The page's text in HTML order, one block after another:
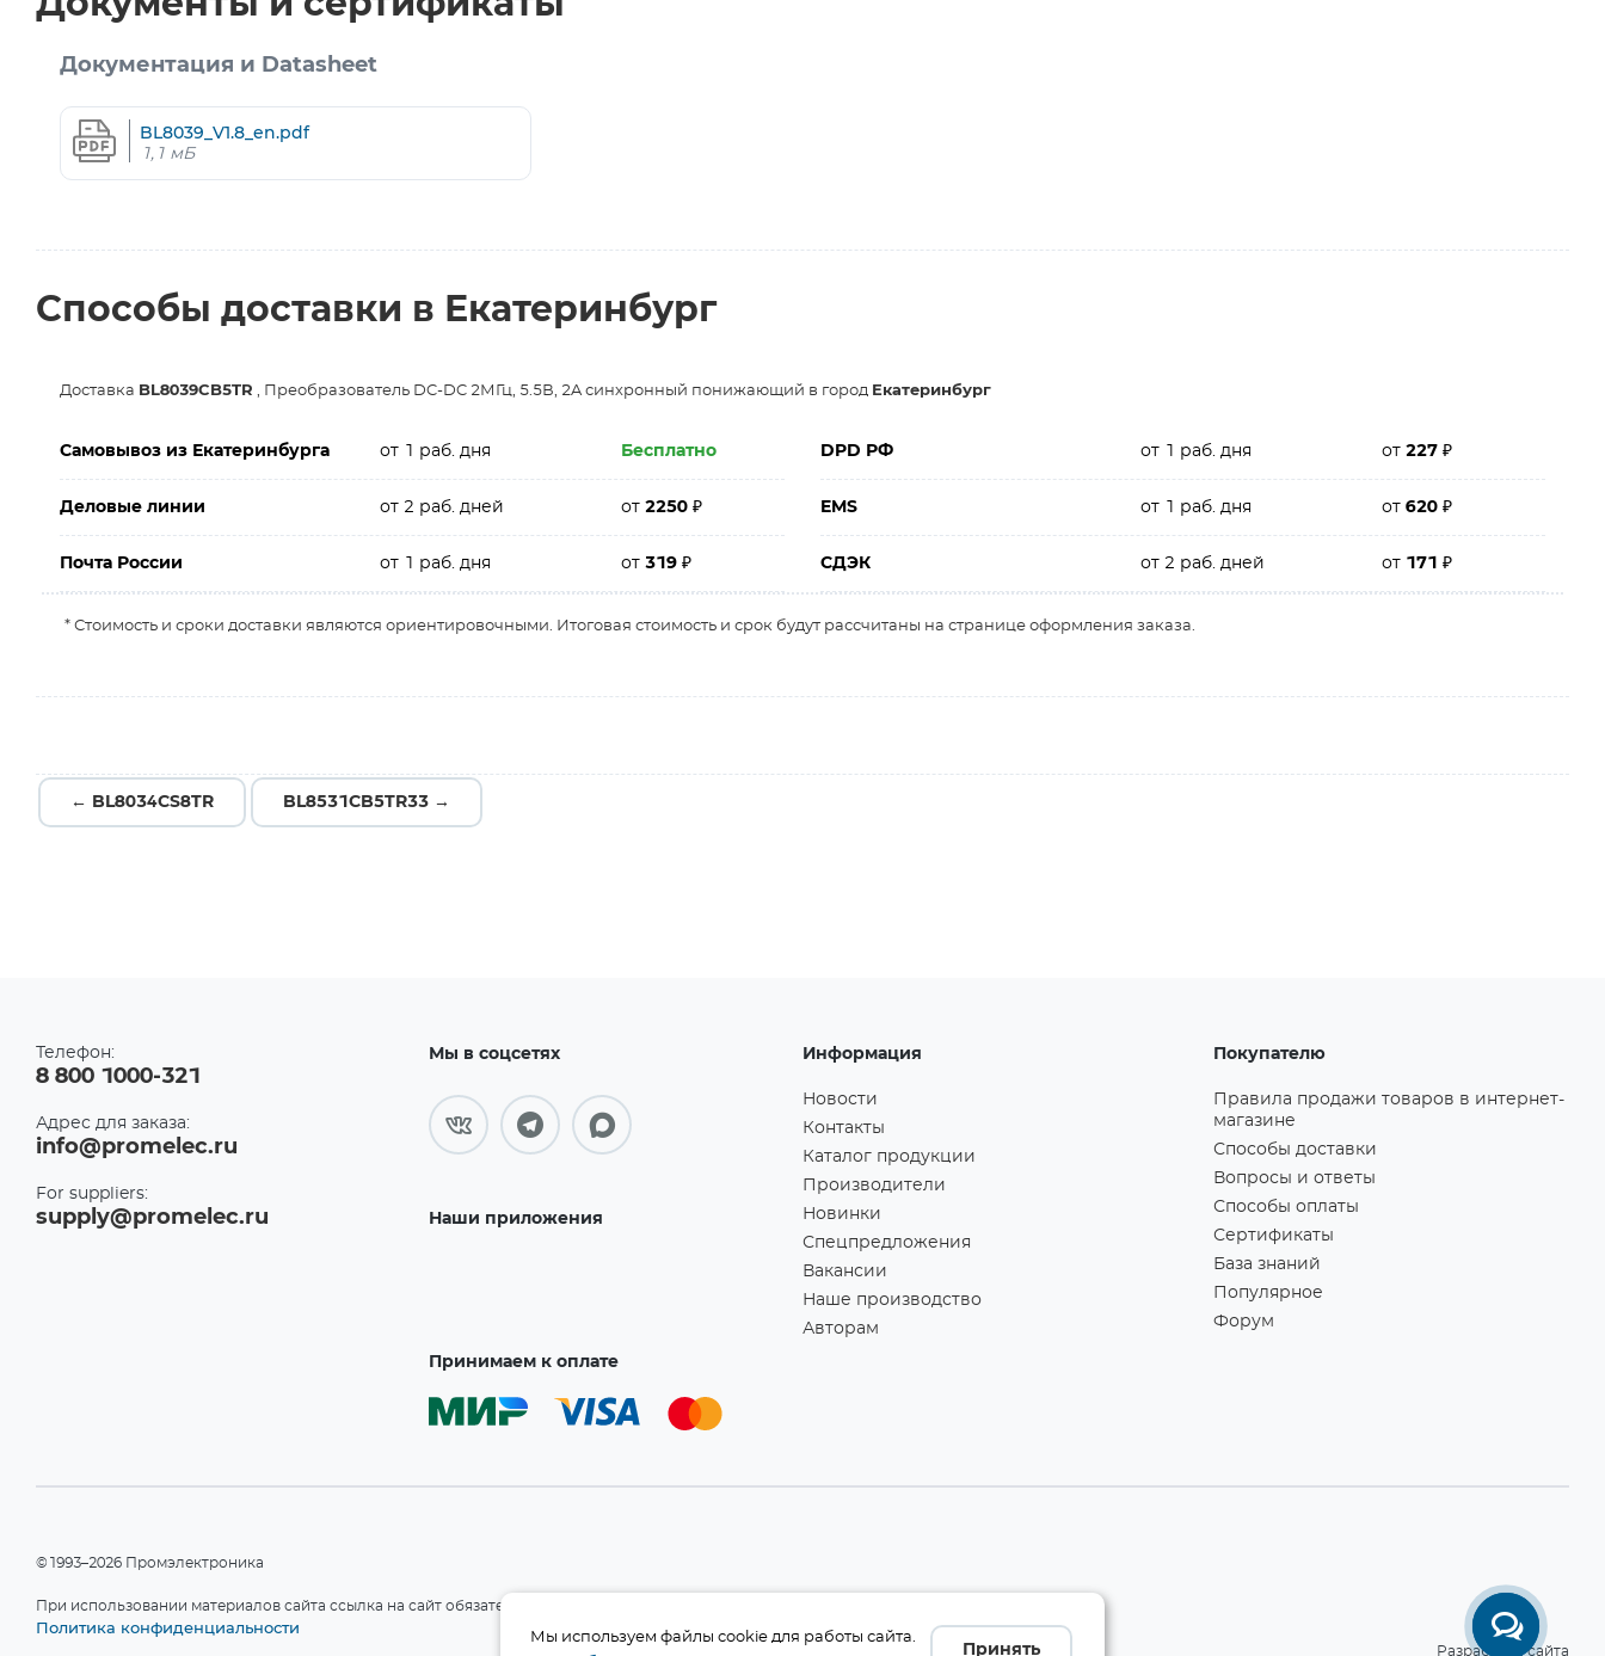
Документация и Datasheet
BL8039_V1.8_en.pdf
1,1 мБ
Способы доставки в Екатеринбург
Доставка BL8039CB5TR , Преобразователь DC-DC 2МГц, 5.5В, 2A синхронный понижающий в город Екатеринбург
Самовывоз из Екатеринбурга от 1 раб. дня Бесплатно DPD РФ от 1 раб. дня от227₽
Деловые линии от 2 раб. дней от2250₽ EMS от 1 раб. дня от620₽
Почта России от 1 раб. дня от319₽ СДЭК от 2 раб. дней от 171₽
* Стоимость и сроки доставки являются ориентировочными. Итоговая стоимость и срок будут рассчитаны на странице оформления заказа.
← BL8034CS8TR BL8531CB5TR33 →
Телефон:
8 800 1000-321
Адрес для заказа:
info@promelec.ru
For suppliers:
supply@promelec.ru
Мы в соцсетях
Наши приложения
Принимаем к оплате
Информация
Новости
Контакты
Каталог продукции
Производители
Новинки
Спецпредложения
Вакансии
Наше производство
Авторам
Покупателю
Правила продажи товаров в интернет-
магазине
Способы доставки
Вопросы и ответы
Способы оплаты
Сертификаты
База знаний
Популярное
Форум
©1993–2026 Промэлектроника
При использовании материалов сайта ссылка на сайт обязательна!
Политика конфиденциальности
Разработка сайта
Мы используем файлы cookie для работы сайта.
Принять